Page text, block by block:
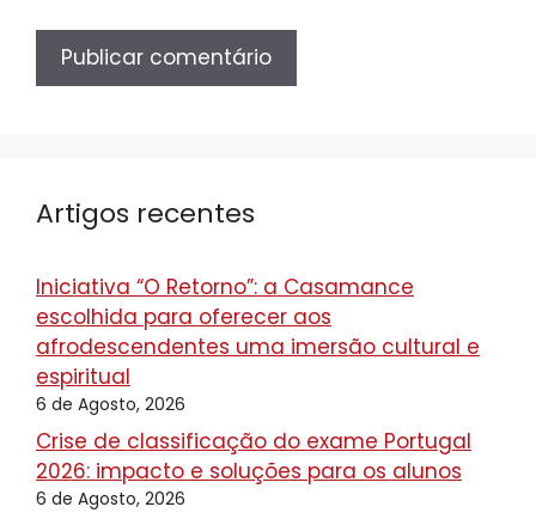
Artigos recentes
Iniciativa “O Retorno”: a Casamance
escolhida para oferecer aos
afrodescendentes uma imersão cultural e
espiritual
6 de Agosto, 2026
Crise de classificação do exame Portugal
2026: impacto e soluções para os alunos
6 de Agosto, 2026